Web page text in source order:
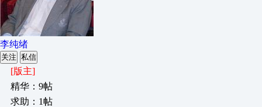
李纯绪
关注 私信
[版主]
精华：9帖
求助：1帖